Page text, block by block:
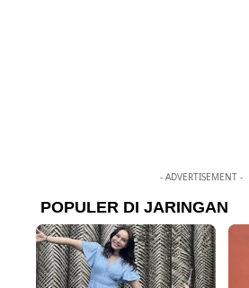
- ADVERTISEMENT -